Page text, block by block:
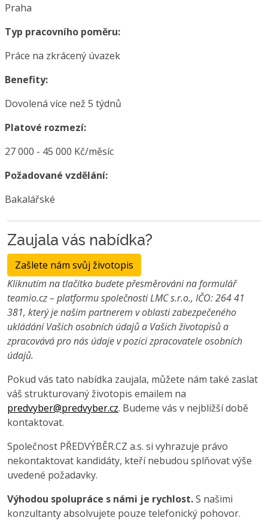
Praha
Typ pracovního poměru:
Práce na zkrácený úvazek
Benefity:
Dovolená více než 5 týdnů
Platové rozmezí:
27 000 - 45 000 Kč/měsíc
Požadované vzdělání:
Bakalářské
Zaujala vás nabídka?
Zašlete nám svůj životopis
Kliknutím na tlačítko budete přesměrováni na formulář
teamio.cz – platformu společnosti LMC s.r.o., IČO: 264 41
381, který je našim partnerem v oblasti zabezpečeného
ukládání Vašich osobních údajů a Vašich životopisů a
zpracovává pro nás údaje v pozici zpracovatele osobních
údajů.
Pokud vás tato nabídka zaujala, můžete nám také zaslat
váš strukturovaný životopis emailem na
predvyber@predvyber.cz. Budeme vás v nejbližší době
kontaktovat.
Společnost PŘEDVÝBĚR.CZ a.s. si vyhrazuje právo
nekontaktovat kandidáty, kteří nebudou splňovat výše
uvedené požadavky.
Výhodou spolupráce s námi je rychlost.S našimi
konzultanty absolvujete pouze telefonický pohovor.